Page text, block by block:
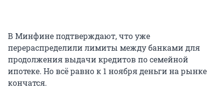
В Минфине подтверждают, что уже
перераспределили лимиты между банками для
продолжения выдачи кредитов по семейной
ипотеке. Но всё равно к 1 ноября деньги на рынке
кончатся.